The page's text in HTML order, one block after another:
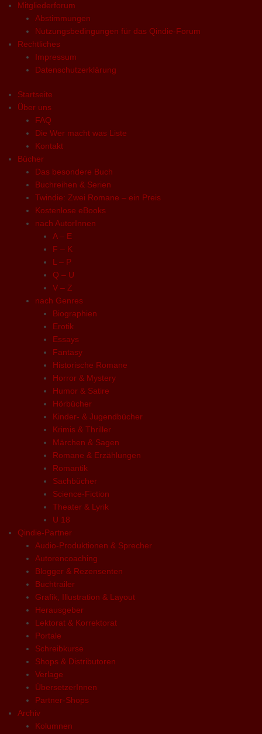
Mitgliederforum
Abstimmungen
Nutzungsbedingungen für das Qindie-Forum
Rechtliches
Impressum
Datenschutzerklärung
Startseite
Über uns
FAQ
Die Wer macht was Liste
Kontakt
Bücher
Das besondere Buch
Buchreihen & Serien
Twindie: Zwei Romane – ein Preis
Kostenlose eBooks
nach AutorInnen
A – E
F – K
L – P
Q – U
V – Z
nach Genres
Biographien
Erotik
Essays
Fantasy
Historische Romane
Horror & Mystery
Humor & Satire
Hörbücher
Kinder- & Jugendbücher
Krimis & Thriller
Märchen & Sagen
Romane & Erzählungen
Romantik
Sachbücher
Science-Fiction
Theater & Lyrik
U 18
Qindie-Partner
Audio-Produktionen & Sprecher
Autorencoaching
Blogger & Rezensenten
Buchtrailer
Grafik, Illustration & Layout
Herausgeber
Lektorat & Korrektorat
Portale
Schreibkurse
Shops & Distributoren
Verlage
ÜbersetzerInnen
Partner-Shops
Archiv
Kolumnen